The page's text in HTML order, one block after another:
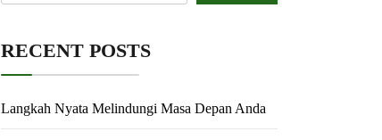
RECENT POSTS
Langkah Nyata Melindungi Masa Depan Anda